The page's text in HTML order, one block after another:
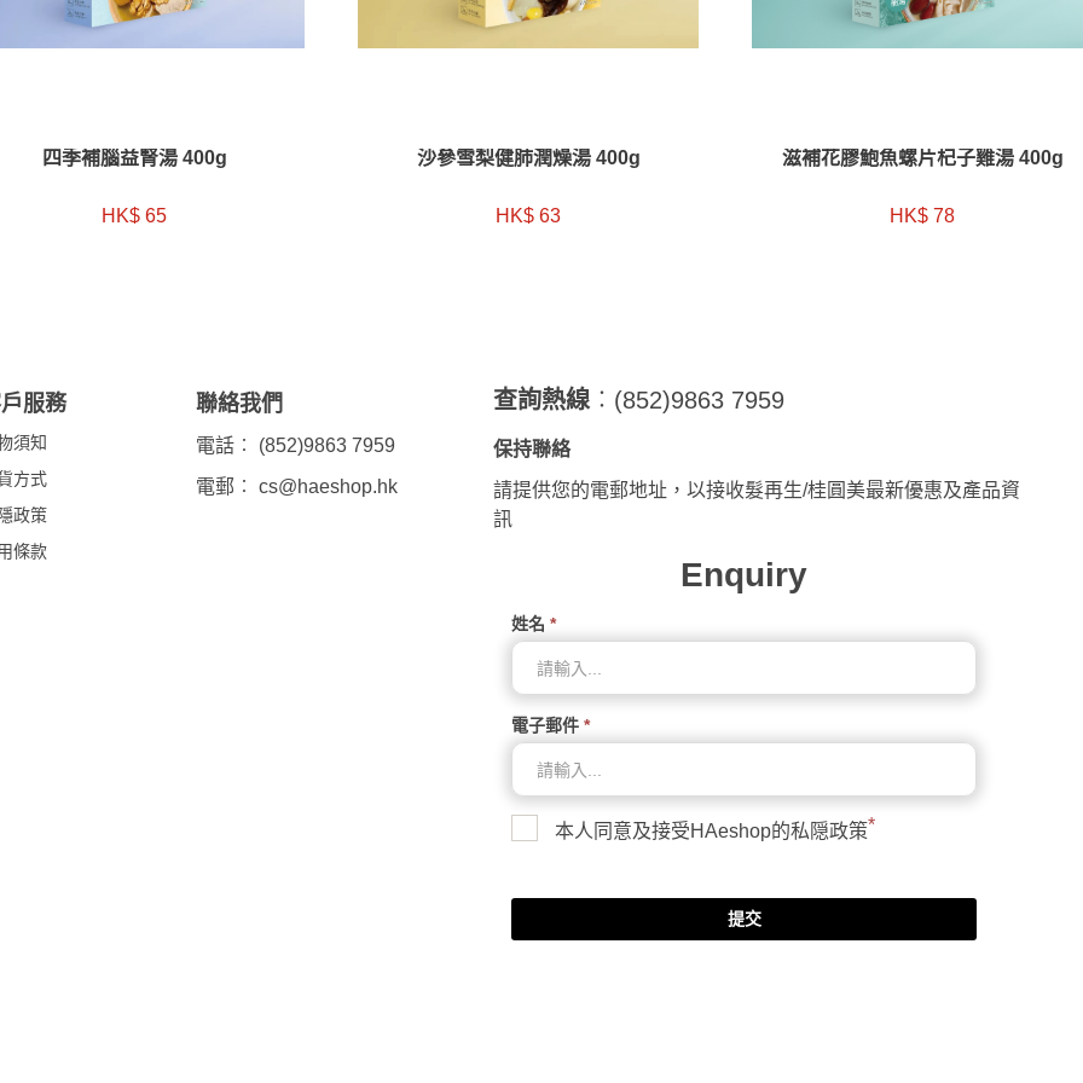
四季補腦益腎湯 400g
HK$ 65
沙參雪梨健肺潤燥湯 400g
HK$ 63
滋補花膠鮑魚螺片杞子雞湯 400g
HK$ 78
服務
須知
方式
政策
條款
聯絡我們
電話︰ (852)9863 7959
電郵︰ cs@haeshop.hk
查詢熱線 ︰(852)9863 7959
保持聯絡
請提供您的電郵地址，以接收髮再生/桂圓美最新優惠及產品資
訊
Enquiry
姓名*
電子郵件*
本人同意及接受HAeshop的私隠政策*
提交